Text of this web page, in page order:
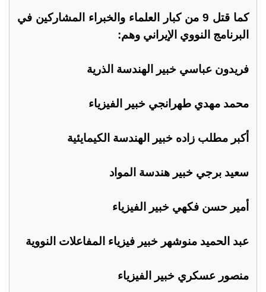
كما قتل 9 من كبار العلماء والخبراء المشاركين في
البرنامج النووي الإيراني وهم:
فريدون عباسي خبير الهندسة الذرية
محمد مهدي طهرانجي خبير الفيزياء
أكبر مطلب زاده خبير الهندسة الكيمايئية
سعيد برجي خبير هندسة المواد
أمير حسن فكهي خبير الفيزياء
عبد الحميد منوشهر خبير فيزياء المفاعلات النووية
منصور عسكري خبير الفيزياء